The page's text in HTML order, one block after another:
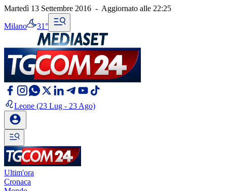
Martedì 13 Settembre 2016 - Aggiornato alle 22:25
Milano 31°
Leone (23 Lug - 23 Ago)
Ultim'ora
Cronaca